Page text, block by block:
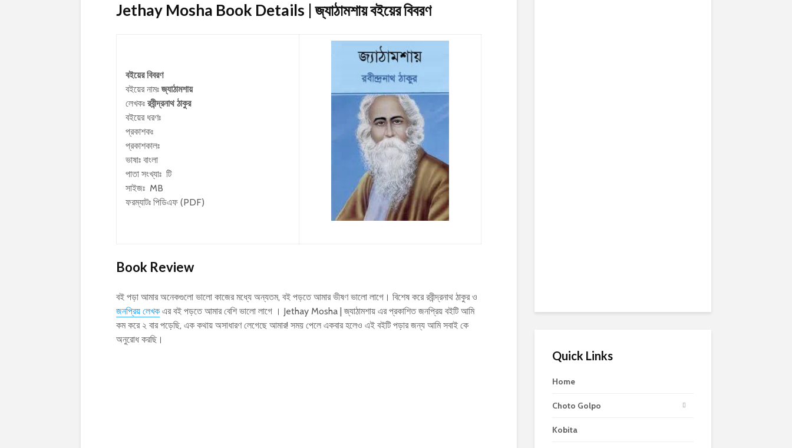
Jethay Mosha Book Details | জ্যাঠামশায়বইয়ের বিবরণ
বইয়ের বিবরণ
বইয়ের নামঃজ্যাঠামশায়
লেখকঃ রবীন্দ্রনাথ ঠাকুর
বইয়ের ধরণঃ
প্রকাশকঃ
প্রকাশকালঃ
ভাষাঃ বাংলা
পাতা সংখ্যাঃ টি
সাইজঃ MB
ফরম্যাটঃ পিডিএফ (PDF)
Book Review
বই পড়া আমার অনেকগুলো ভালো কাজের মধ্যে অন্যতম, বই পড়তে আমার ভীষণ ভালো লাগে। বিশেষ করে রবীন্দ্রনাথ ঠাকুর ও
জনপ্রিয় লেখক এর বই পড়তে আমার বেশি ভালো লাগে । Jethay Mosha | জ্যাঠামশায় এর প্রকাশিত জনপ্রিয় বইটি আমি
কম করে ২ বার পড়েছি, এক কথায় অসাধারণ লেগেছে আমার! সময় পেলে একবার হলেও এই বইটি পড়ার জন্য আমি সবাই কে
অনুরোধ করছি।
Quick Links
Home
Choto Golpo
Kobita